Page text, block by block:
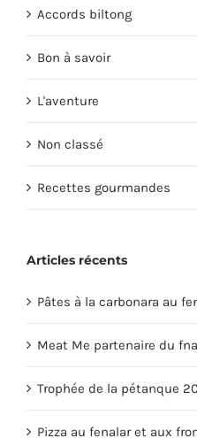
Accords biltong
Bon à savoir
L'aventure
Non classé
Recettes gourmandes
Articles récents
Pâtes à la carbonara au
Meat Me partenaire du
Trophée de la pétanque
Pizza au fenalar et aux